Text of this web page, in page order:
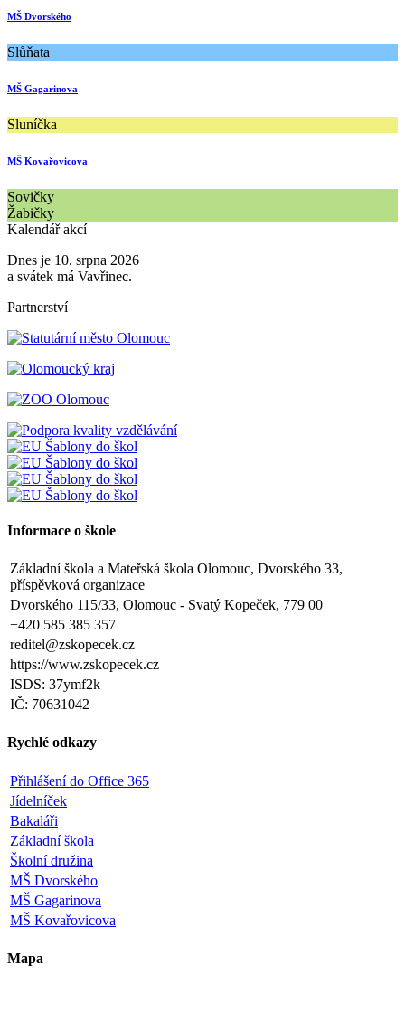
MŠ Dvorského
Slůňata
MŠ Gagarinova
Sluníčka
MŠ Kovařovicova
Sovičky
Žabičky
Kalendář akcí
Dnes je 10. srpna 2026
a svátek má Vavřinec.
Partnerství
Informace o škole
Základní škola a Mateřská škola Olomouc, Dvorského 33,
příspěvková organizace
Dvorského 115/33, Olomouc - Svatý Kopeček, 779 00
+420 585 385 357
reditel@zskopecek.cz
https://www.zskopecek.cz
ISDS: 37ymf2k
IČ: 70631042
Rychlé odkazy
Přihlášení do Office 365
Jídelníček
Bakaláři
Základní škola
Školní družina
MŠ Dvorského
MŠ Gagarinova
MŠ Kovařovicova
Mapa